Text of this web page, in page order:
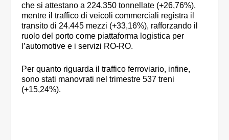
che si attestano a 224.350 tonnellate (+26,76%),
mentre il traffico di veicoli commerciali registra il
transito di 24.445 mezzi (+33,16%), rafforzando il
ruolo del porto come piattaforma logistica per
l’automotive e i servizi RO-RO.
Per quanto riguarda il traffico ferroviario, infine,
sono stati manovrati nel trimestre 537 treni
(+15,24%).